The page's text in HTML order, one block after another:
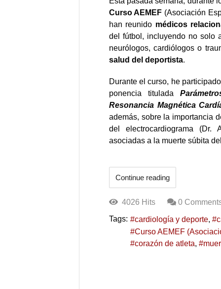
Curso AEMEF (Asociación
han reunido médicos
del fútbol, incluyendo no solo
neurólogos, cardiólogos o
salud del deportista.
Durante el curso, he
ponencia titulada
Resonancia Magnética
además, sobre la importancia
del electrocardiograma (Dr.
asociadas a la muerte súbita
Continue reading
4026 Hits
0
Tags:
cardiología y deporte
Curso AEMEF
corazón de atleta